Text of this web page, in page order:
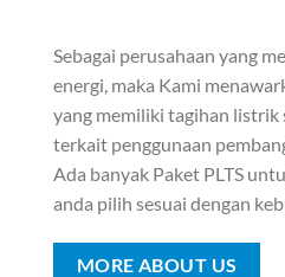
Sebagai perusahaan yang
energi, maka Kami
yang memiliki tagihan listrik
terkait penggunaan
Ada banyak Paket PLTS
anda pilih sesuai dengan
MORE ABOUT US